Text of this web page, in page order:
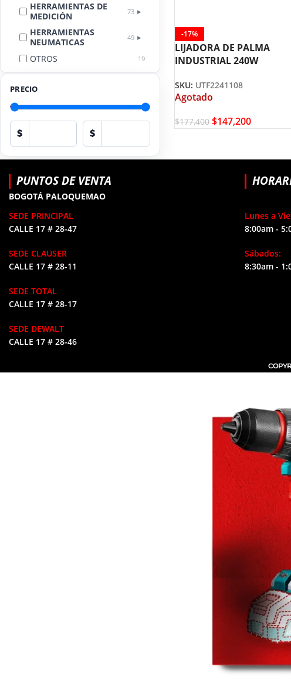
HERRAMIENTAS DE
MEDICIÓN
73
HERRAMIENTAS
NEUMATICAS
49
OTROS 19
LIMPIEZA
AUTOMOTRIZ
PROTECCIÓN
PERSONAL
17
HERRAMIENTAS
HIDRÁULICAS
HERRAMIENTAS DE
PRECIO
$ $
-17%
LIJADORA DE PALMA
INDUSTRIAL 240W
SKU: UTF2241108
Agotado
$177,400 $147,200
PUNTOS DE VENTA
BOGOTÁ PALOQUEMAO
SEDE PRINCIPAL
CALLE 17 # 28-47
SEDE CLAUSER
CALLE 17 # 28-11
SEDE TOTAL
CALLE 17 # 28-17
SEDE DEWALT
CALLE 17 # 28-46
Lunes a
8:00am -
Sábados:
8:30am -